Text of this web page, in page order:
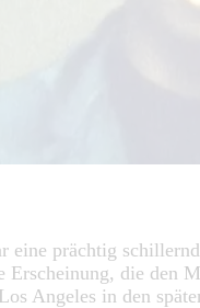
eine prächtig
Erscheinung, die den
Angeles in den